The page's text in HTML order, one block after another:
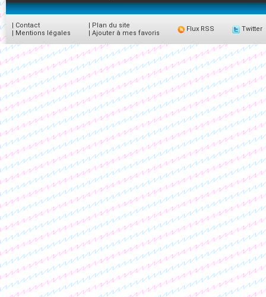
| Contact
| Mentions légales
| Plan du site
| Ajouter à mes favoris
Flux RSS Twitter